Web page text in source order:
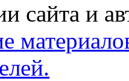
сайта и